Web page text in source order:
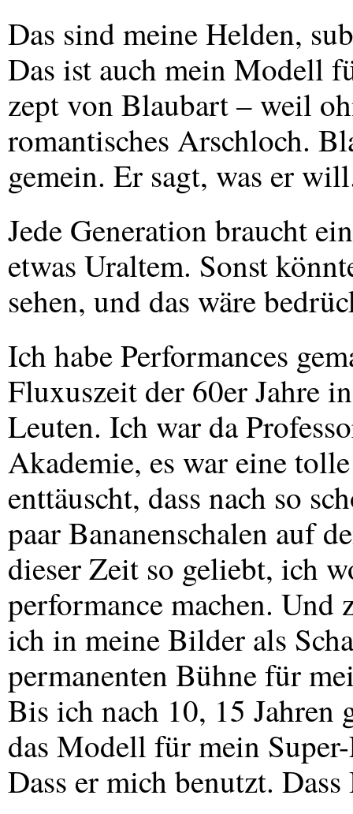
Das sind meine Helden,
Das ist auch mein Modell
zept von Blaubart – weil
romantisches Arschloch.
gemein. Er sagt, was er
Jede Generation braucht
etwas Uraltem. Sonst
sehen, und das wäre
Ich habe Performances
Fluxuszeit der 60er Jahre
Leuten. Ich war da
Akademie, es war eine
enttäuscht, dass nach so
paar Bananenschalen auf
dieser Zeit so geliebt, ich
performance machen.
ich in meine Bilder als
permanenten Bühne für
Bis ich nach 10, 15 Jahren
das Modell für mein
Dass er mich benutzt.